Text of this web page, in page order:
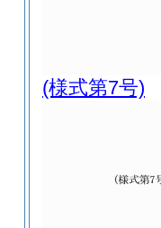
(様式第7号)